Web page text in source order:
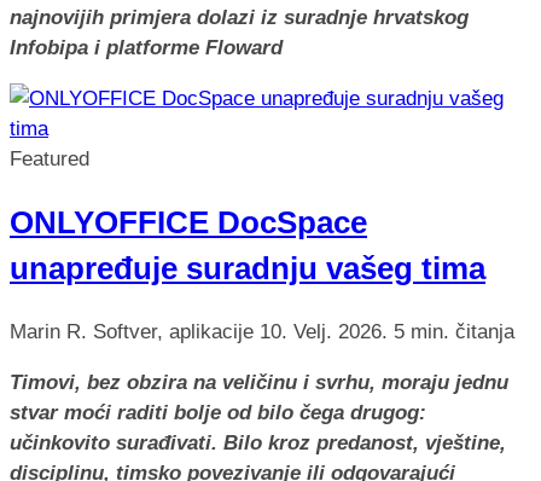
najnovijih primjera dolazi iz suradnje hrvatskog
Infobipa i platforme Floward
Featured
ONLYOFFICE DocSpace
unapređuje suradnju vašeg tima
Marin R. Softver, aplikacije 10. Velj. 2026. 5 min. čitanja
Timovi, bez obzira na veličinu i svrhu, moraju jednu
stvar moći raditi bolje od bilo čega drugog:
učinkovito surađivati. Bilo kroz predanost, vještine,
disciplinu, timsko povezivanje ili odgovarajući